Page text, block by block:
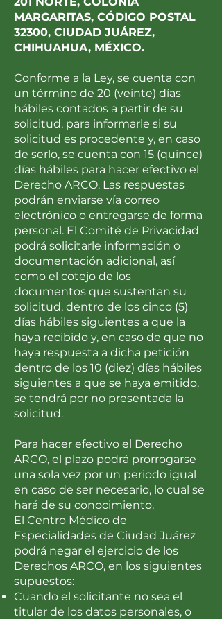
MARGARITAS, CÓDIGO POSTAL
32300, CIUDAD JUÁREZ,
CHIHUAHUA, MÉXICO.
Conforme a la Ley, se cuenta con
un término de 20 (veinte) días
hábiles contados a partir de su
solicitud, para informarle si su
solicitud es procedente y, en caso
de serlo, se cuenta con 15 (quince)
días hábiles para hacer efectivo el
Derecho ARCO. Las respuestas
podrán enviarse vía correo
electrónico o entregarse de forma
personal. El Comité de Privacidad
podrá solicitarle información o
documentación adicional, así
como el cotejo de los
documentos que sustentan su
solicitud, dentro de los cinco (5)
días hábiles siguientes a que la
haya recibido y, en caso de que no
haya respuesta a dicha petición
dentro de los 10 (diez) días hábiles
siguientes a que se haya emitido,
se tendrá por no presentada la
solicitud.
Para hacer efectivo el Derecho
ARCO, el plazo podrá prorrogarse
una sola vez por un periodo igual
en caso de ser necesario, lo cual se
hará de su conocimiento.
El Centro Médico de
Especialidades de Ciudad Juárez
podrá negar el ejercicio de los
Derechos ARCO, en los siguientes
supuestos:
Cuando el solicitante no sea el
titular de los datos personales, o